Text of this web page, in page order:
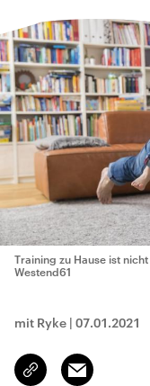
Training zu Hause ist
Westend61
mit Ryke | 07.01.2021
Link
kopieren/teilen
Email